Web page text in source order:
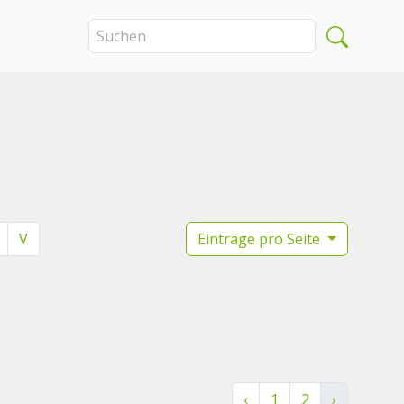
V
Einträge pro Seite
‹ 1 2 ›